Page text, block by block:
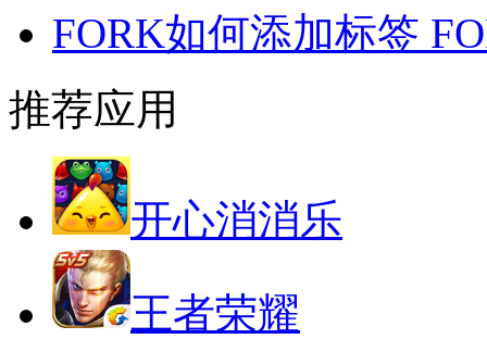
FORK如何添加标签
推荐应用
开心消消乐
王者荣耀